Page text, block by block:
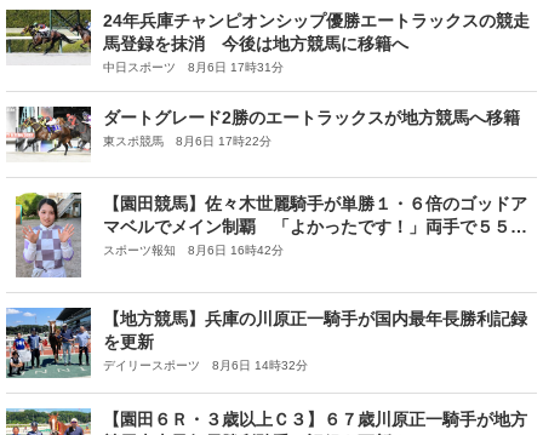
24年兵庫チャンピオンシップ優勝エートラックスの競走
馬登録を抹消 今後は地方競馬に移籍へ
中日スポーツ 8月6日 17時31分
ダートグレード2勝のエートラックスが地方競馬へ移籍
東スポ競馬 8月6日 17時22分
【園田競馬】佐々木世麗騎手が単勝１・６倍のゴッドア
マベルでメイン制覇 「よかったです！」両手で５５勝
のポーズ
スポーツ報知 8月6日 16時42分
【地方競馬】兵庫の川原正一騎手が国内最年長勝利記録
を更新
デイリースポーツ 8月6日 14時32分
【園田６Ｒ・３歳以上Ｃ３】６７歳川原正一騎手が地方